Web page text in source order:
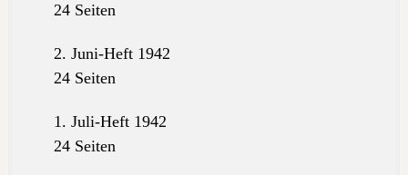
24 Seiten
2. Juni-Heft 1942
24 Seiten
1. Juli-Heft 1942
24 Seiten